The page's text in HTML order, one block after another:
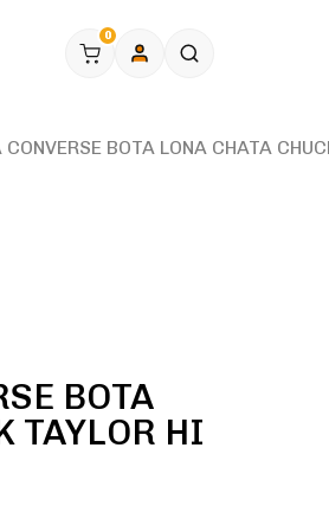
0
BOTA LONA CHATA
BOTA
TAYLOR HI